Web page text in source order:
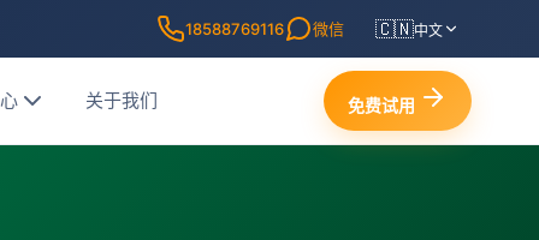
18588769116 微信 🇨🇳中文
关于我们 免费试用